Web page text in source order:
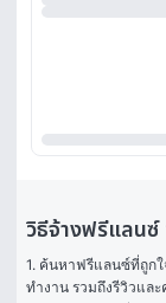
วิธีจ้างฟรีแลน
1. ค้นหาฟรีแลนซ์ที่ถูก
ทำงาน รวมถึงรีวิวแล